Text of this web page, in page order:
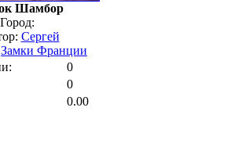
Шамбор
Город:
Сергей
Замки Франции
0
0
0.00